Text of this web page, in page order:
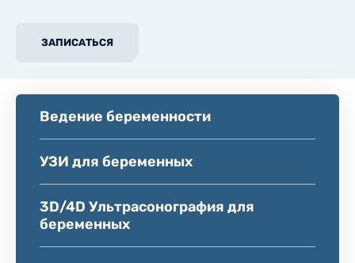
ЗАПИСАТЬСЯ
Ведение беременности
УЗИ для беременных
3D/4D Ультрасонография для
беременных